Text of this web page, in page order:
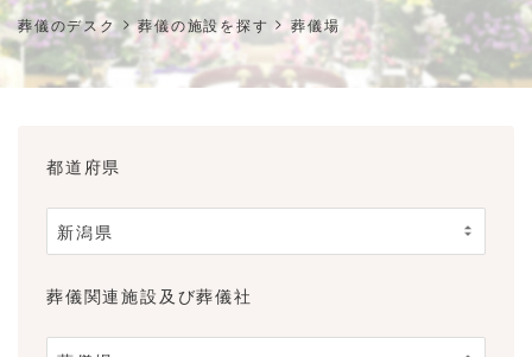
葬儀のデスク >葬儀の施設を探す >葬儀場
都道府県
葬儀関連施設及び葬儀社